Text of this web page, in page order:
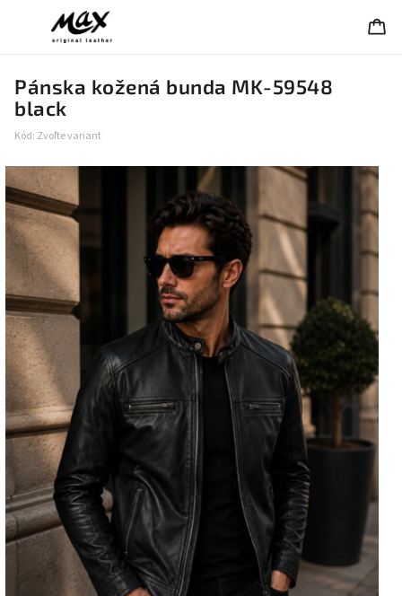
Pánska kožená bunda MK-59548
black
Kód: Zvoľte variant